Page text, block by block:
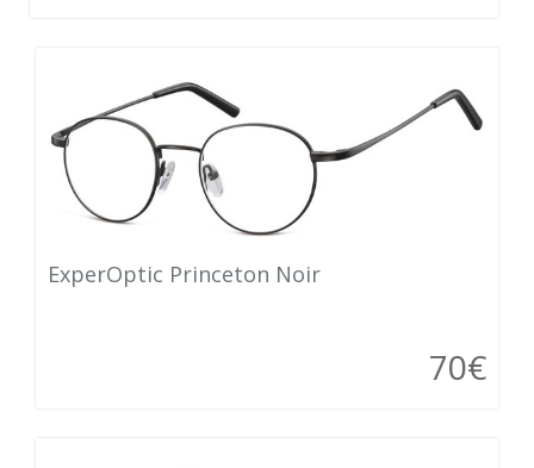
ExperOptic Princeton Noir
70€